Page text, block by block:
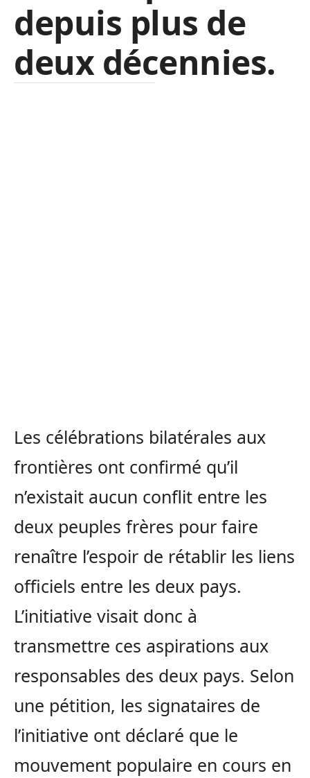
depuis plus de
deux décennies.
Les célébrations bilatérales aux
frontières ont confirmé qu’il
n’existait aucun conflit entre les
deux peuples frères pour faire
renaître l’espoir de rétablir les liens
officiels entre les deux pays.
L’initiative visait donc à
transmettre ces aspirations aux
responsables des deux pays. Selon
une pétition, les signataires de
l’initiative ont déclaré que le
mouvement populaire en cours en